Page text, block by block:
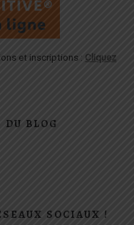
et inscriptions : Cliquez
BLOG
SOCIAUX !